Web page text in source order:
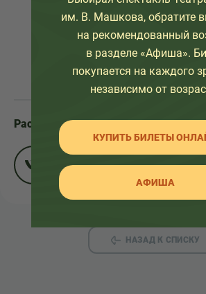
Расскажите друзьям:
НАЗАД К СПИСКУ
им. В. Машкова, обратите
на рекомендованный
в разделе «Афиша».
покупается на каждого
независимо от
КУПИТЬ БИЛЕТЫ
АФИША